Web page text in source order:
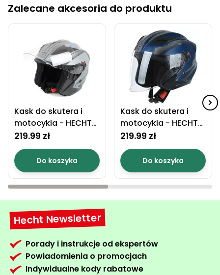
Zalecane akcesoria do produktu
Kask do skutera i
motocykla - HECHT
52627 L
219.99 zł
Do koszyka
Kask do skutera i
motocykla - HECHT
53627 L
219.99 zł
Do koszyka
Hecht Newsletter
Porady i instrukcje od ekspertów
Powiadomienia o promocjach
Indywidualne kody rabatowe